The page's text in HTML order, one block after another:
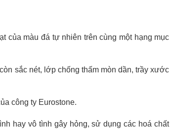
của màu đá tự nhiên trên cùng một hạng mục
sắc nét, lớp chống thấm mòn dần, trầy xước
công ty Eurostone.
hay vô tình gây hỏng, sử dụng các hoá chất